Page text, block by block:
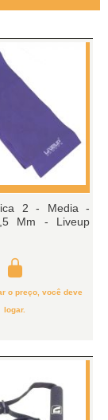
2 - Media -
Mm - Liveup
o preço, você deve
logar.